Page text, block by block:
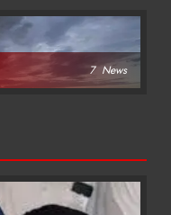
7 News